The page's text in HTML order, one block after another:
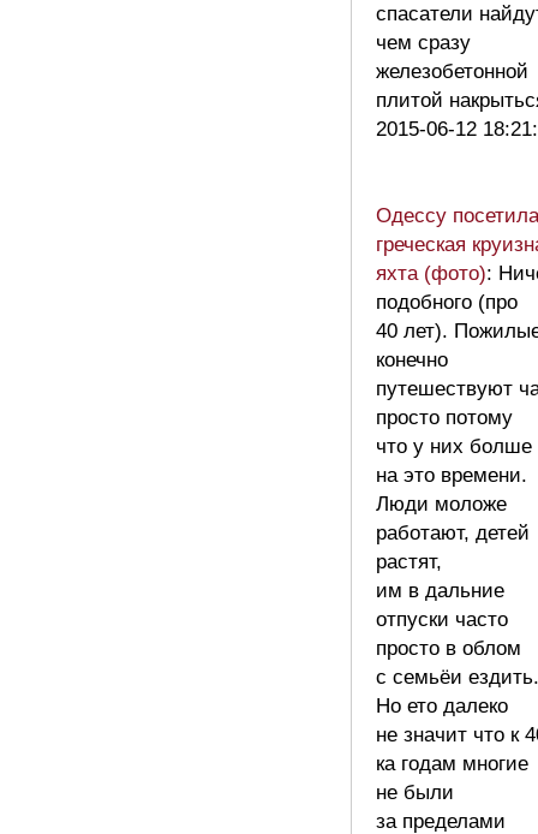
спасатели
чем сразу
железобетонной
плитой
2015-06-12
Одессу посетила
греческая
яхта (фото):
подобного (про
40 лет).
конечно
путешествуют
просто потому
что у них болше
на это времени.
Люди моложе
работают, детей
растят,
им в дальние
отпуски часто
просто в облом
с семьёи ездить.
Но ето далеко
не значит что к
ка годам многие
не были
за пределами